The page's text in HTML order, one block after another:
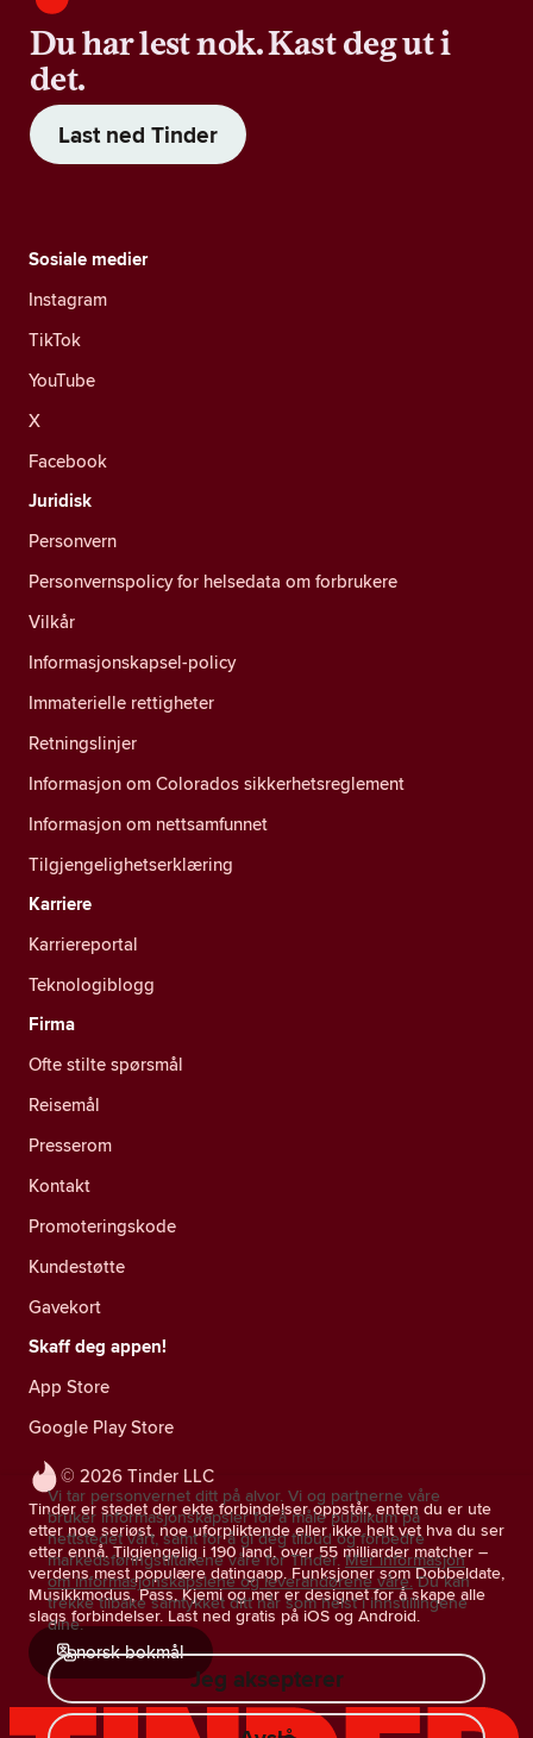
Du har lest nok. Kast deg ut i
det.
Last ned Tinder
© 2026 Tinder LLC
Tinder er stedet der ekte forbindelser oppstår, enten du er ute
etter noe seriøst, noe uforpliktende eller ikke helt vet hva du ser
etter ennå. Tilgjengelig i 190 land, over 55 milliarder matcher –
verdens mest populære datingapp. Funksjoner som Dobbeldate,
Musikkmodus, Pass, Kjemi og mer er designet for å skape alle
slags forbindelser. Last ned gratis på iOS og Android.
norsk bokmål
Sosiale medier
Instagram
TikTok
YouTube
X
Facebook
Juridisk
Personvern
Personvernspolicy for helsedata om forbrukere
Vilkår
Informasjonskapsel-policy
Immaterielle rettigheter
Retningslinjer
Informasjon om Colorados sikkerhetsreglement
Informasjon om nettsamfunnet
Tilgjengelighetserklæring
Karriere
Karriereportal
Teknologiblogg
Firma
Ofte stilte spørsmål
Reisemål
Presserom
Kontakt
Promoteringskode
Kundestøtte
Gavekort
Skaff deg appen!
App Store
Google Play Store
Vi tar personvernet ditt på alvor. Vi og partnerne våre
bruker informasjonskapsler for å måle publikum på
nettstedet vårt, samt for å gi deg tilbud og forbedre
markedsføringstiltakene våre for Tinder. Mer informasjon
om informasjonskapslene og leverandørene våre. Du kan
trekke tilbake samtykket ditt når som helst i innstillingene
dine.
Jeg aksepterer